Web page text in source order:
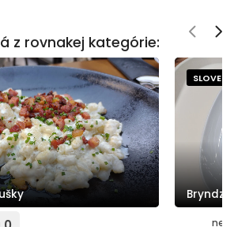
z rovnakej kategórie: